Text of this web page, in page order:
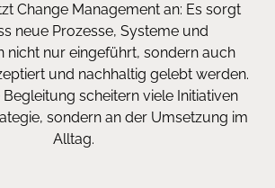
Change Management an: Es sorgt
neue Prozesse, Systeme und
nicht nur eingeführt, sondern auch
und nachhaltig gelebt werden.
scheitern viele Initiativen
sondern an der Umsetzung im
Alltag.